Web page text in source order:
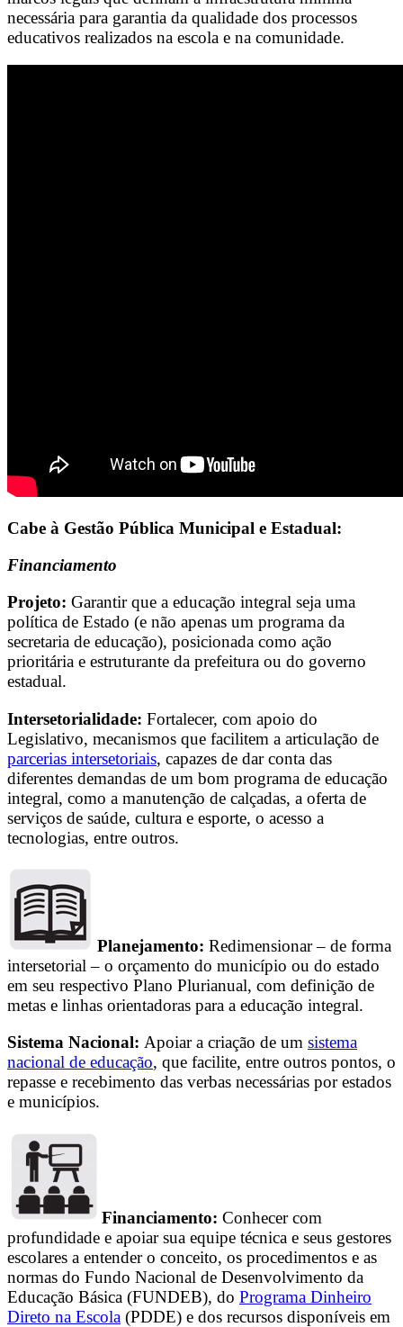
necessária para garantia da qualidade dos processos
educativos realizados na escola e na comunidade.
Cabe à Gestão Pública Municipal e Estadual:
Financiamento
Projeto: Garantir que a educação integral seja uma
política de Estado (e não apenas um programa da
secretaria de educação), posicionada como ação
prioritária e estruturante da prefeitura ou do governo
estadual.
Intersetorialidade: Fortalecer, com apoio do
Legislativo, mecanismos que facilitem a articulação de
parcerias intersetoriais, capazes de dar conta das
diferentes demandas de um bom programa de educação
integral, como a manutenção de calçadas, a oferta de
serviços de saúde, cultura e esporte, o acesso a
tecnologias, entre outros.
Planejamento: Redimensionar – de forma
intersetorial – o orçamento do município ou do estado
em seu respectivo Plano Plurianual, com definição de
metas e linhas orientadoras para a educação integral.
Sistema Nacional: Apoiar a criação de um sistema
nacional de educação, que facilite, entre outros pontos, o
repasse e recebimento das verbas necessárias por estados
e municípios.
Financiamento: Conhecer com
profundidade e apoiar sua equipe técnica e seus gestores
escolares a entender o conceito, os procedimentos e as
normas do Fundo Nacional de Desenvolvimento da
Educação Básica (FUNDEB), do Programa Dinheiro
Direto na Escola (PDDE) e dos recursos disponíveis em